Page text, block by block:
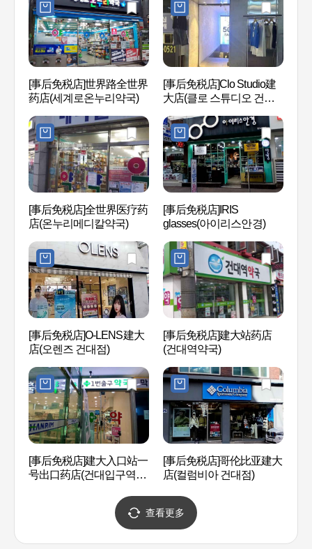
[事后免税店]世界路全世界
药店(세계로온누리약국)
[事后免税店]Clo Studio建
大店(클로 스튜디오 건대
[事后免税店]全世界医疗药
店(온누리메디칼약국)
[事后免税店]IRIS
glasses(아이리스안경)
[事后免税店]O-LENS建大
店(오렌즈 건대점)
[事后免税店]建大站药店
(건대역약국)
[事后免税店]建大入口站一
号出口药店(건대입구역1
[事后免税店]哥伦比亚建大
店(컬럼비아 건대점)
查看更多